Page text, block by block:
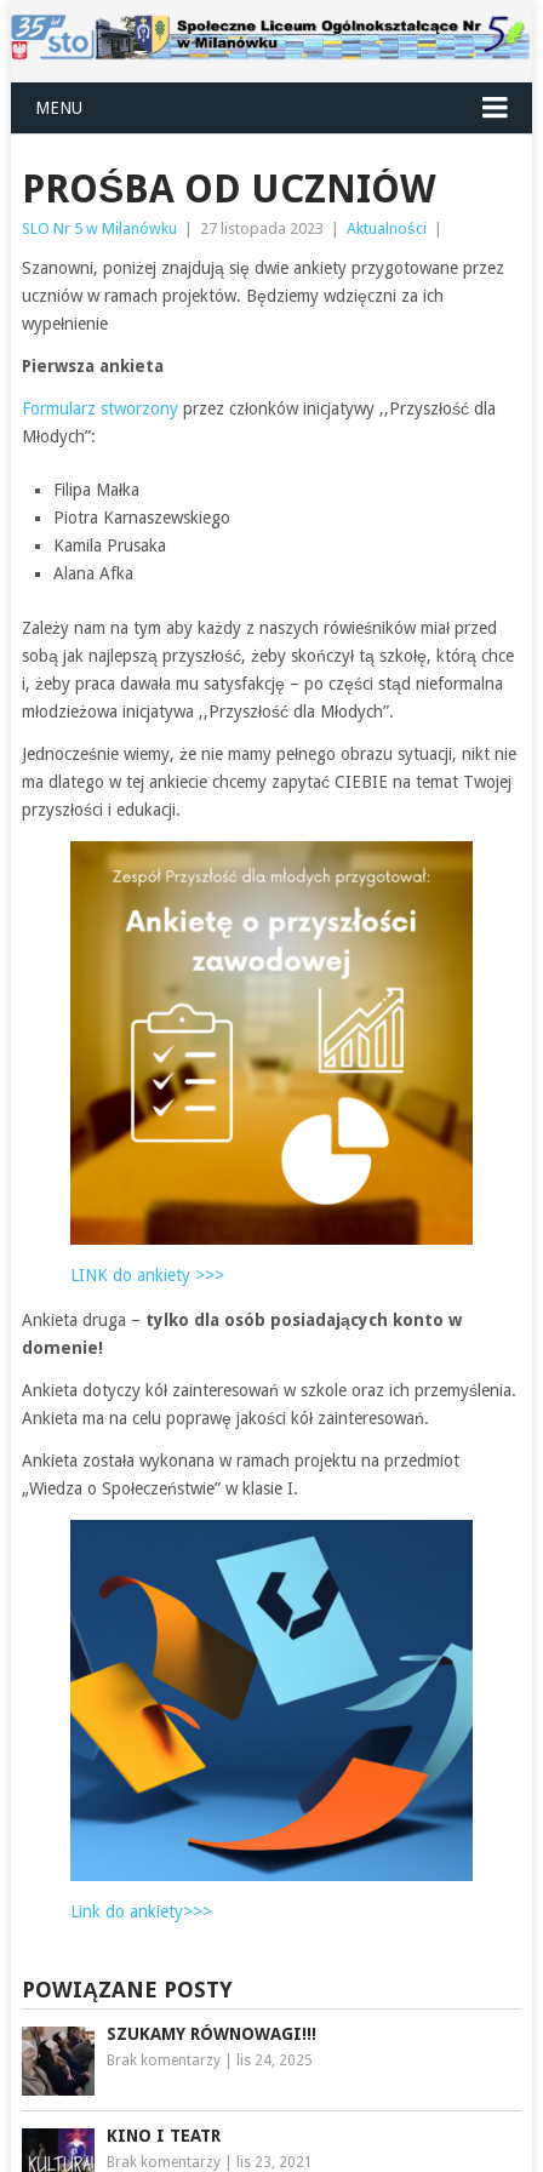
MENU
PROŚBA OD UCZNIÓW
SLO Nr 5 w Milanówku 27 listopada 2023 Aktualności
Szanowni, poniżej znajdują się dwie ankiety przygotowane przez
uczniów w ramach projektów. Będziemy wdzięczni za ich
wypełnienie
Pierwsza ankieta
Formularz stworzonyprzez członków inicjatywy ,,Przyszłość dla
Młodych”:
Filipa Małka
Piotra Karnaszewskiego
Kamila Prusaka
Alana Afka
Zależy nam na tym aby każdy z naszych rówieśników miał przed
sobą jak najlepszą przyszłość, żeby skończył tą szkołę, którą chce
i, żeby praca dawała mu satysfakcję – po części stąd nieformalna
młodzieżowa inicjatywa ,,Przyszłość dla Młodych”.
Jednocześnie wiemy, że nie mamy pełnego obrazu sytuacji, nikt nie
ma dlatego w tej ankiecie chcemy zapytać CIEBIE na temat Twojej
przyszłości i edukacji.
LINK do ankiety >>>
Ankieta druga – tylko dla osób posiadających konto w
domenie!
Ankieta dotyczy kół zainteresowań w szkole oraz ich przemyślenia.
Ankieta ma na celu poprawę jakości kół zainteresowań.
Ankieta została wykonana w ramach projektu na przedmiot
„Wiedza o Społeczeństwie” w klasie I.
Link do ankiety>>>
POWIĄZANE POSTY
SZUKAMY RÓWNOWAGI!!!
Brak komentarzy| lis 24, 2025
KINO I TEATR
Brak komentarzy| lis 23, 2021